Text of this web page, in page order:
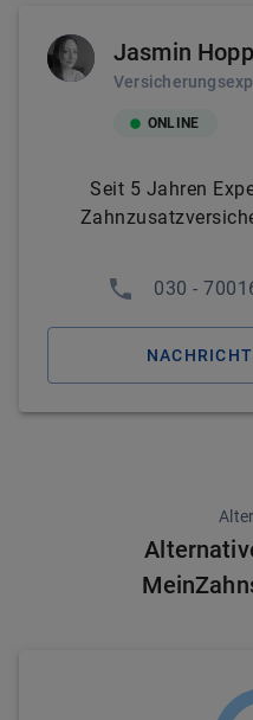
Jasmin
ONLINE
Seit 5 Jahren
030 -
NACHRICHT